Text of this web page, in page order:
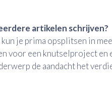
artikelen schrijven?
je prima opsplitsen in
voor een knutselproject en
de aandacht het